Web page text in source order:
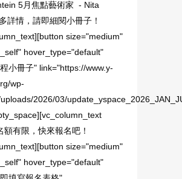
5月焦點藝術家 - Nita
詳情，請即細閱小冊子！
size="medium"
hover_type="default"
小冊子" link="https://www.y-
wp-
2026/03/
額有限，快來報名吧！
size="medium"
hover_type="default"